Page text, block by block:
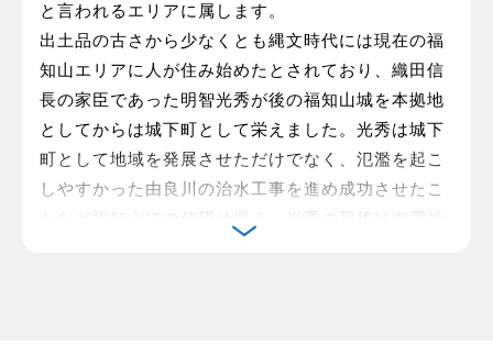
と言われるエリアに属します。
出土品の古さから少なくとも縄文時代には現在の福
知山エリアに人が住み始めたとされており、織田信
長の家臣であった明智光秀が後の福知山城を本拠地
としてからは城下町として栄えました。光秀は城下
町として地域を発展させただけでなく、氾濫を起こ
しやすかった由良川の治水工事を進め成功させたこ
となど福知山での信望は厚く、光秀の死後は御霊神